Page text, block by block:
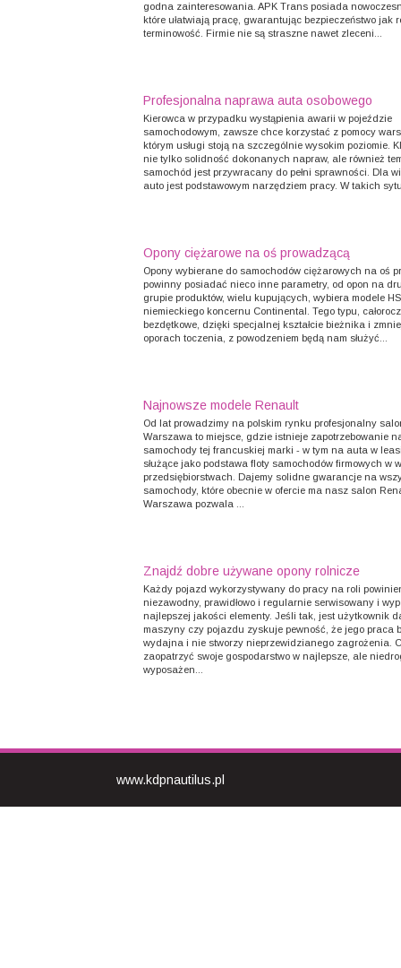
godna zainteresowania. APK Trans posiada
które ułatwiają pracę, gwarantując bezpieczeństwo jak
terminowość. Firmie nie są straszne nawet zleceni...
Profesjonalna naprawa auta osobowego
Kierowca w przypadku wystąpienia awarii w pojeździe
samochodowym, zawsze chce korzystać z pomocy
którym usługi stoją na szczególnie wysokim poziomie.
nie tylko solidność dokonanych napraw, ale również
samochód jest przywracany do pełni sprawności. Dla
auto jest podstawowym narzędziem pracy. W takich
Opony ciężarowe na oś prowadzącą
Opony wybierane do samochodów ciężarowych na oś
powinny posiadać nieco inne parametry, od opon na
grupie produktów, wielu kupujących, wybiera modele
niemieckiego koncernu Continental. Tego typu,
bezdętkowe, dzięki specjalnej kształcie bieżnika i
oporach toczenia, z powodzeniem będą nam służyć...
Najnowsze modele Renault
Od lat prowadzimy na polskim rynku profesjonalny
Warszawa to miejsce, gdzie istnieje zapotrzebowanie
samochody tej francuskiej marki - w tym na auta w
służące jako podstawa floty samochodów firmowych w
przedsiębiorstwach. Dajemy solidne gwarancje na
samochody, które obecnie w ofercie ma nasz salon
Warszawa pozwala ...
Znajdź dobre używane opony rolnicze
Każdy pojazd wykorzystywany do pracy na roli
niezawodny, prawidłowo i regularnie serwisowany i
najlepszej jakości elementy. Jeśli tak, jest użytkownik
maszyny czy pojazdu zyskuje pewność, że jego praca
wydajna i nie stworzy nieprzewidzianego zagrożenia.
zaopatrzyć swoje gospodarstwo w najlepsze, ale
wyposażen...
www.kdpnautilus.pl